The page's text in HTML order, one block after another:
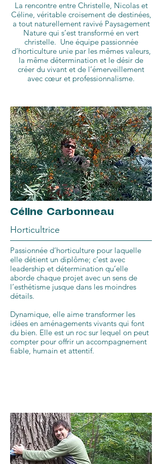
La rencontre entre Christelle, Nicolas et
Céline, véritable croisement de destinées,
a tout naturellement ravivé Paysagement
Nature qui s’est transformé en vert
christelle. Une équipe passionnée
d’horticulture unie par les mêmes valeurs,
la même détermination et le désir de
créer du vivant et de l’émerveillement
avec cœur et professionnalisme.
Céline Carbonneau
Horticultrice
Passionnée d’horticulture pour laquelle
elle détient un diplôme; c’est avec
leadership et détermination qu’elle
aborde chaque projet avec un sens de
l’esthétisme jusque dans les moindres
détails.
Dynamique, elle aime transformer les
idées en aménagements vivants qui font
du bien. Elle est un roc sur lequel on peut
compter pour offrir un accompagnement
fiable, humain et attentif.